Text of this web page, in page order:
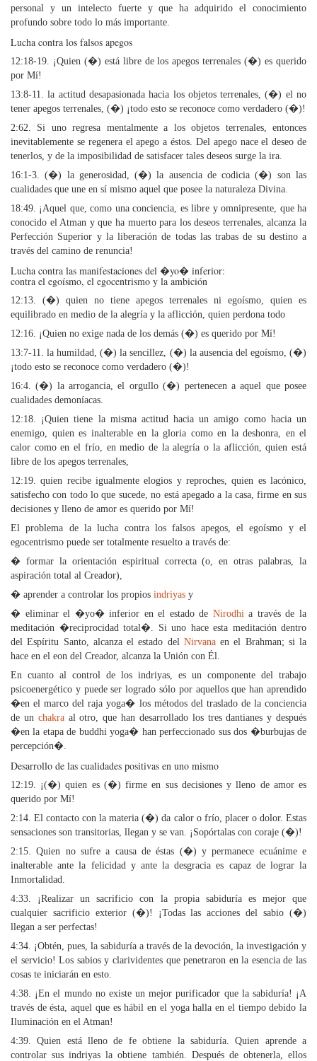
personal y un intelecto fuerte y que ha adquirido el conocimiento
profundo sobre todo lo más importante.
Lucha contra los falsos apegos
12:18-19. ¡Quien (�) está libre de los apegos terrenales (�) es querido
por Mí!
13:8-11. la actitud desapasionada hacia los objetos terrenales, (�) el no
tener apegos terrenales, (�) ¡todo esto se reconoce como verdadero (�)!
2:62. Si uno regresa mentalmente a los objetos terrenales, entonces
inevitablemente se regenera el apego a éstos. Del apego nace el deseo de
tenerlos, y de la imposibilidad de satisfacer tales deseos surge la ira.
16:1-3. (�) la generosidad, (�) la ausencia de codicia (�) son las
cualidades que une en sí mismo aquel que posee la naturaleza Divina.
18:49. ¡Aquel que, como una conciencia, es libre y omnipresente, que ha
conocido el Atman y que ha muerto para los deseos terrenales, alcanza la
Perfección Superior y la liberación de todas las trabas de su destino a
través del camino de renuncia!
Lucha contra las manifestaciones del �yo� inferior:
contra el egoísmo, el egocentrismo y la ambición
12:13. (�) quien no tiene apegos terrenales ni egoísmo, quien es
equilibrado en medio de la alegría y la aflicción, quien perdona todo
12:16. ¡Quien no exige nada de los demás (�) es querido por Mí!
13:7-11. la humildad, (�) la sencillez, (�) la ausencia del egoísmo, (�)
¡todo esto se reconoce como verdadero (�)!
16:4. (�) la arrogancia, el orgullo (�) pertenecen a aquel que posee
cualidades demoníacas.
12:18. ¡Quien tiene la misma actitud hacia un amigo como hacia un
enemigo, quien es inalterable en la gloria como en la deshonra, en el
calor como en el frío, en medio de la alegría o la aflicción, quien está
libre de los apegos terrenales,
12:19. quien recibe igualmente elogios y reproches, quien es lacónico,
satisfecho con todo lo que sucede, no está apegado a la casa, firme en sus
decisiones y lleno de amor es querido por Mí!
El problema de la lucha contra los falsos apegos, el egoísmo y el
egocentrismo puede ser totalmente resuelto a través de:
� formar la orientación espiritual correcta (o, en otras palabras, la
aspiración total al Creador),
� aprender a controlar los propios indriyas y
� eliminar el �yo� inferior en el estado de Nirodhia través de la
meditación �reciprocidad total�. Si uno hace esta meditación dentro
del Espíritu Santo, alcanza el estado del Nirvanaen el Brahman; si la
hace en el eon del Creador, alcanza la Unión con Él.
En cuanto al control de los indriyas, es un componente del trabajo
psicoenergético y puede ser logrado sólo por aquellos que han aprendido
�en el marco del raja yoga� los métodos del traslado de la conciencia
de un chakraal otro, que han desarrollado los tres dantianes y después
�en la etapa de buddhi yoga� han perfeccionado sus dos �burbujas de
percepción�.
Desarrollo de las cualidades positivas en uno mismo
12:19. ¡(�) quien es (�) firme en sus decisiones y lleno de amor es
querido por Mí!
2:14. El contacto con la materia (�) da calor o frío, placer o dolor. Estas
sensaciones son transitorias, llegan y se van. ¡Sopórtalas con coraje (�)!
2:15. Quien no sufre a causa de éstas (�) y permanece ecuánime e
inalterable ante la felicidad y ante la desgracia es capaz de lograr la
Inmortalidad.
4:33. ¡Realizar un sacrificio con la propia sabiduría es mejor que
cualquier sacrificio exterior (�)! ¡Todas las acciones del sabio (�)
llegan a ser perfectas!
4:34. ¡Obtén, pues, la sabiduría a través de la devoción, la investigación y
el servicio! Los sabios y clarividentes que penetraron en la esencia de las
cosas te iniciarán en esto.
4:38. ¡En el mundo no existe un mejor purificador que la sabiduría! ¡A
través de ésta, aquel que es hábil en el yoga halla en el tiempo debido la
Iluminación en el Atman!
4:39. Quien está lleno de fe obtiene la sabiduría. Quien aprende a
controlar sus indriyas la obtiene también. Después de obtenerla, ellos